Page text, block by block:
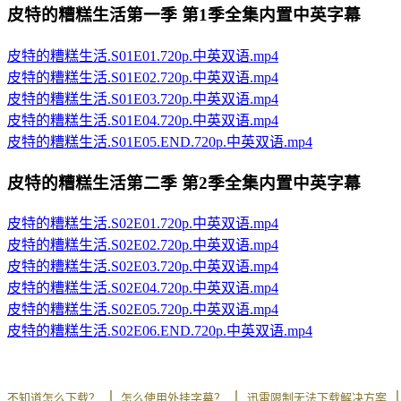
皮特的糟糕生活第一季 第1季全集内置中英字幕
皮特的糟糕生活.S01E01.720p.中英双语.mp4
皮特的糟糕生活.S01E02.720p.中英双语.mp4
皮特的糟糕生活.S01E03.720p.中英双语.mp4
皮特的糟糕生活.S01E04.720p.中英双语.mp4
皮特的糟糕生活.S01E05.END.720p.中英双语.mp4
皮特的糟糕生活第二季 第2季全集内置中英字幕
皮特的糟糕生活.S02E01.720p.中英双语.mp4
皮特的糟糕生活.S02E02.720p.中英双语.mp4
皮特的糟糕生活.S02E03.720p.中英双语.mp4
皮特的糟糕生活.S02E04.720p.中英双语.mp4
皮特的糟糕生活.S02E05.720p.中英双语.mp4
皮特的糟糕生活.S02E06.END.720p.中英双语.mp4
不知道怎么下载？ 怎么使用外挂字幕？ 迅雷限制无法下载解决方案